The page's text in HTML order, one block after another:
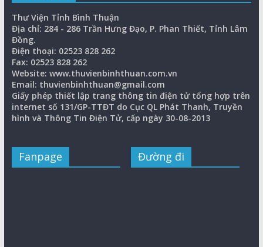
Thư Viện Tỉnh Bình Thuận
Địa chỉ: 284 - 286 Trần Hưng Đạo, P. Phan Thiết, Tỉnh Lâm
Đồng.
Điện thoại: 02523 828 262
Fax: 02523 828 262
Website: www.thuvienbinhthuan.com.vn
Email: thuvienbinhthuan@gmail.com
Giấy phép thiết lập trang thông tin điện tử tổng hợp trên
internet số 131/GP-TTĐT do Cục QL Phát Thanh, Truyền
hình và Thông Tin Điện Tử, cấp ngày 30-08-2013
Fanpage Đường đi